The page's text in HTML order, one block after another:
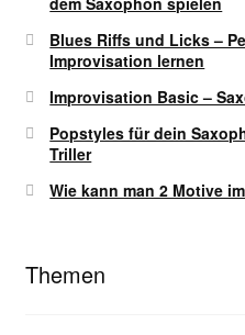
Blues Riffs und Licks –
Improvisation lernen
Improvisation Basic –
Popstyles für dein
Triller
Wie kann man 2 Motive
Themen